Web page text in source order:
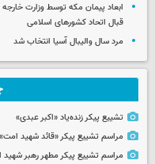
ابعاد پیمان مکه توسط وزارت خارجه
قبال اتحاد کشورهای اسلامی
مرد سال والیبال آسیا انتخاب شد
تشییع پیکر زنده‌یاد «اکبر عبدی»
مراسم تشییع پیکر «قائد شهید
مراسم تشییع پیکر مطهر رهبر شهید